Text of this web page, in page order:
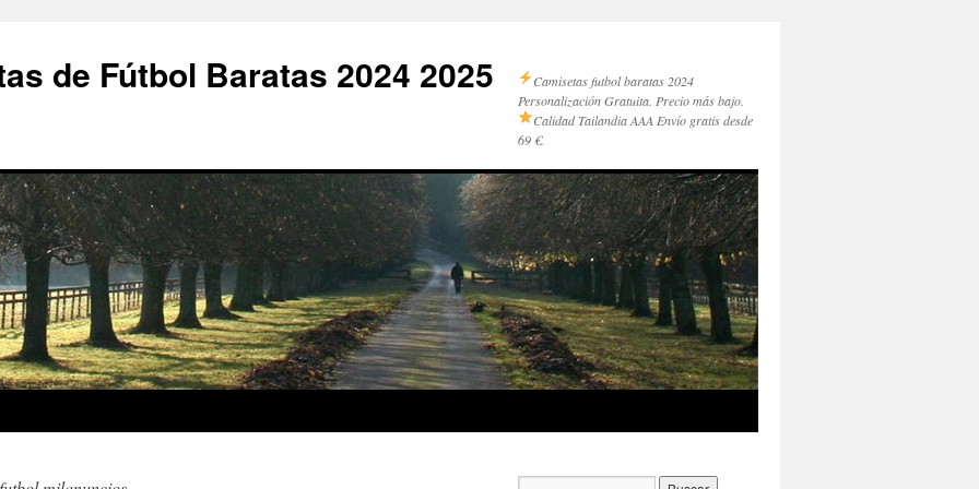
de Fútbol Baratas 2024 2025
Camisetas futbol baratas 2024
Personalización Gratuita. Precio más bajo.
Calidad Tailandia AAA Envío gratis desde
69 €.